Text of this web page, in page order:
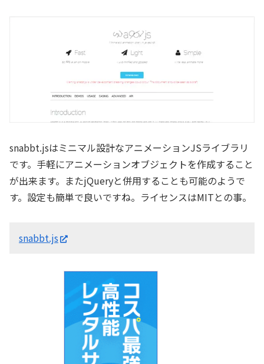
snabbt.jsはミニマル設計なアニメーションJSライブラリ
です。手軽にアニメーションオブジェクトを作成すること
が出来ます。またjQueryと併用することも可能のようで
す。設定も簡単で良いですね。ライセンスはMITとの事。
snabbt.js